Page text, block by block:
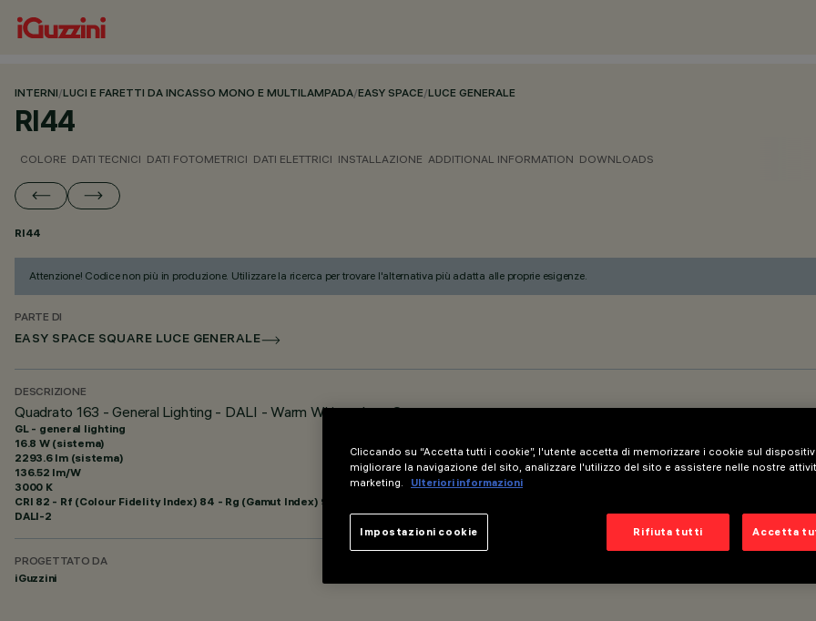
INTERNI/LUCI E FARETTI DA INCASSO MONO E MULTILAMPADA/EASY SPACE/LUCE GENERALE
RI44
COLORE DATI TECNICI DATI FOTOMETRICI DATI ELETTRICI INSTALLAZIONE ADDITIONAL INFORMATION DOWNLOADS
RI44
Attenzione! Codice non più in produzione. Utilizzare la ricerca per trovare l'alternativa più adatta alle proprie esigenze.
PARTE DI
EASY SPACE SQUARE LUCE GENERALE
DESCRIZIONE
Quadrato 163 - General Lighting - DALI - Warm White - Low Output
GL - general lighting
16.8 W (sistema)
2293.6 lm (sistema)
136.52 lm/W
3000 K
CRI 82 - Rf (Colour Fidelity Index) 84 - Rg (Gamut Index) 95
DALI-2
PROGETTATO DA
iGuzzini
Cliccando su “Accetta tutti i cookie”, l'utente accetta di memorizzare i cookie sul
migliorare la navigazione del sito, analizzare l'utilizzo del sito e assistere nelle nostre
marketing.
Ulteriori informazioni
Rifiuta tutti Accetta
Impostazioni cookie